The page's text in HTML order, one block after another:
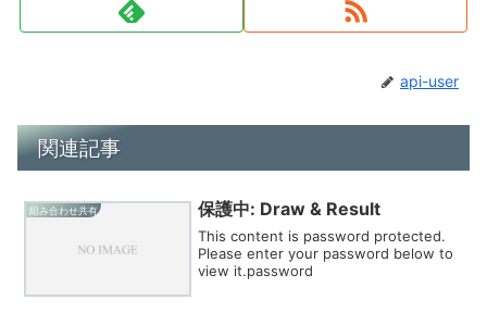
api-user
関連記事
組み合わせ共有 保護中: Draw & Result
This content is password protected.
Please enter your password below to
view it.password